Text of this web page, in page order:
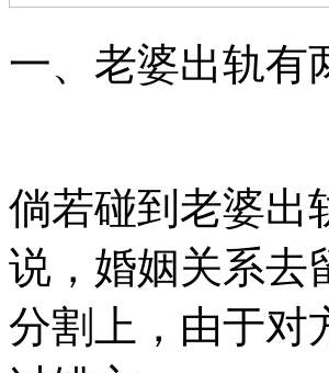
一、老婆出轨有
倘若碰到老婆出
说，婚姻关系去
分割上，由于对